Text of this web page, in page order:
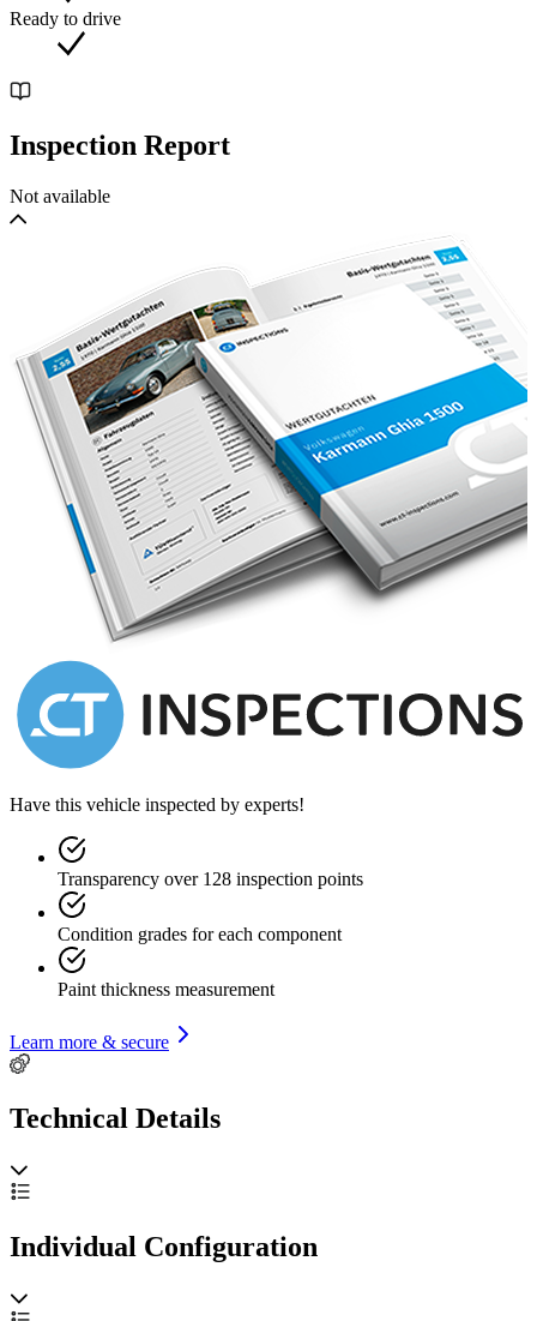
The Impreza presented here is a Japanese car that was first exported
to England and then went to the Netherlands. It is completely
original and perfectly maintained. This beautiful Subaru looks and
at Subaru. A unique opportunity for someone who wants a real
Ready to drive
Inspection Report
Not available
Have this vehicle inspected by experts!
Transparency over 128 inspection points
Condition grades for each component
Paint thickness measurement
Learn more & secure
Technical Details
Individual Configuration